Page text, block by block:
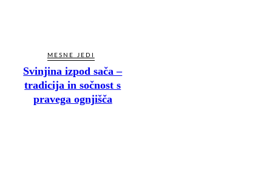
MESNE JEDI
Svinjina izpod sača –
tradicija in sočnost s
pravega ognjišča